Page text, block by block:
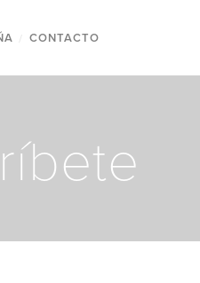
CONTACTO